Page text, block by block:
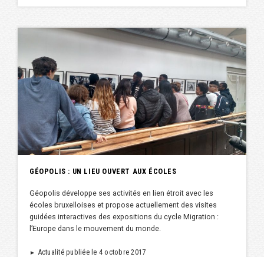
GÉOPOLIS : UN LIEU OUVERT AUX ÉCOLES
Géopolis développe ses activités en lien étroit avec les
écoles bruxelloises et propose actuellement des visites
guidées interactives des expositions du cycle Migration :
l’Europe dans le mouvement du monde.
► Actualité publiée le 4 octobre 2017